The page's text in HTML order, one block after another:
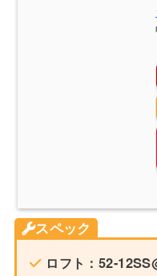
スペック
ロフト：52-